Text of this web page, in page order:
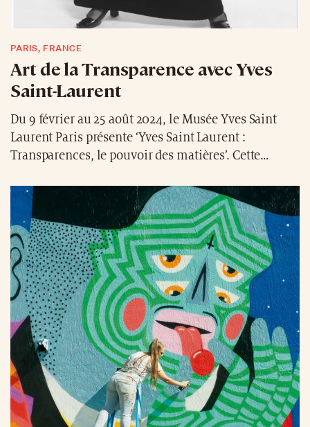
PARIS, FRANCE
Art de la Transparence avec Yves
Saint-Laurent
Du 9 février au 25 août 2024, le Musée Yves Saint
Laurent Paris présente ‘Yves Saint Laurent :
Transparences, le pouvoir des matières’. Cette
de la transparence dans la mode, à travers des
matériaux comme la mousseline, la dentelle et le
tulle, utilisés par Saint Laurent dès les années 1960.
Avec environ quarante pièces textiles, croquis,
patrons, photographies et accessoires, ainsi que des
œuvres d’artistes modernes et contemporains,
l’exposition met en lumière la relation complexe
entre la mode, le corps et la nudité réinventée,
célébrant la femme puissante et libérée selon la
vision d’Yves Saint Laurent.